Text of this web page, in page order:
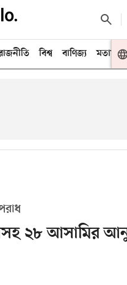
বিশ্ব বাণিজ্য মতামত
২৮ আসামির